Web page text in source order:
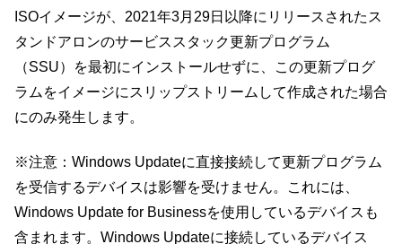
ISOイメージが、2021年3月29日以降にリリースされたス
タンドアロンのサービススタック更新プログラム
（SSU）を最初にインストールせずに、この更新プログ
ラムをイメージにスリップストリームして作成された場合
にのみ発生します。
※注意：Windows Updateに直接接続して更新プログラム
を受信するデバイスは影響を受けません。これには、
Windows Update for Businessを使用しているデバイスも
含まれます。Windows Updateに接続しているデバイス